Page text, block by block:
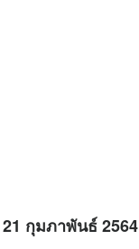
กุมภาพันธ์ 2564